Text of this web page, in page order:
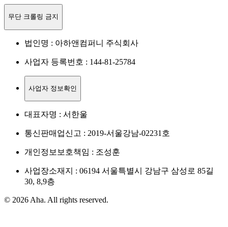
무단 크롤링 금지
법인명 : 아하앤컴퍼니 주식회사
사업자 등록번호 : 144-81-25784
사업자 정보확인
대표자명 : 서한울
통신판매업신고 : 2019-서울강남-02231호
개인정보보호책임 : 조성훈
사업장소재지 : 06194 서울특별시 강남구 삼성로 85길
30, 8,9층
© 2026 Aha. All rights reserved.